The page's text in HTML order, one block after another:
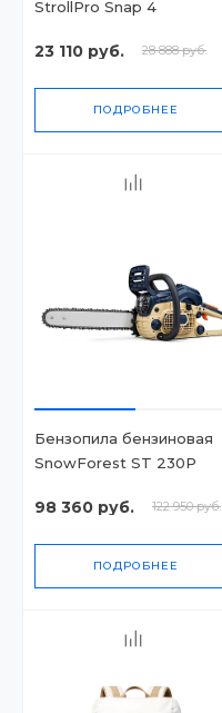
StrollPro Snap 4
23 110 руб. 28 888 руб.
ПОДРОБНЕЕ
Бензопила бензиновая
SnowForest ST 230P
98 360 руб. 122 950 руб.
ПОДРОБНЕЕ